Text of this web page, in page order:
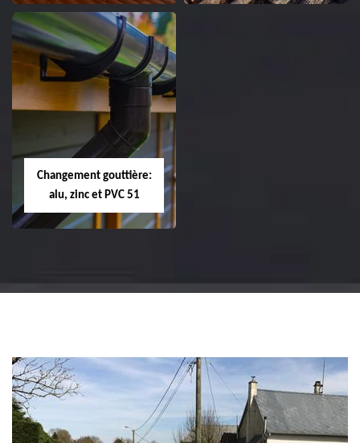
Réparation et
changement de
tuile de rive 51
Changement gouttière:
alu, zinc et PVC 51
et PVC 51